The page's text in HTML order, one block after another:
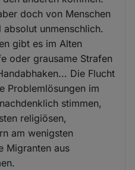
doch von Menschen
unmenschlich.
gibt es im Alten
oder grausame Strafen
Die Flucht
Problemlösungen im
stimmen,
religiösen,
am wenigsten
Migranten aus